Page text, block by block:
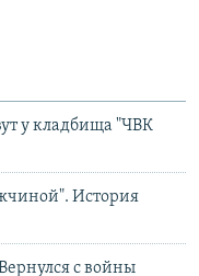
у кладбища "ЧВК
История
с войны